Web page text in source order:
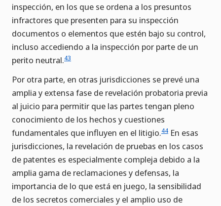
inspección, en los que se ordena a los presuntos
infractores que presenten para su inspección
documentos o elementos que estén bajo su control,
incluso accediendo a la inspección por parte de un
perito neutral.43
Por otra parte, en otras jurisdicciones se prevé una
amplia y extensa fase de revelación probatoria previa
al juicio para permitir que las partes tengan pleno
conocimiento de los hechos y cuestiones
fundamentales que influyen en el litigio.44 En esas
jurisdicciones, la revelación de pruebas en los casos
de patentes es especialmente compleja debido a la
amplia gama de reclamaciones y defensas, la
importancia de lo que está en juego, la sensibilidad
de los secretos comerciales y el amplio uso de